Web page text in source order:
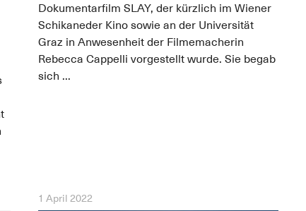
Dokumentarfilm SLAY, der kürzlich im Wiener
Schikaneder Kino sowie an der Universität
Graz in Anwesenheit der Filmemacherin
Rebecca Cappelli vorgestellt wurde. Sie begab
sich ...
1 April 2022